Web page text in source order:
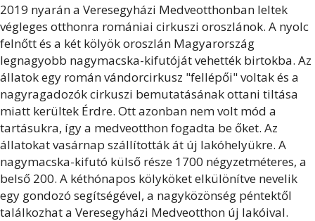
2019 nyarán a Veresegyházi Medveotthonban leltek
végleges otthonra romániai cirkuszi oroszlánok. A nyolc
felnőtt és a két kölyök oroszlán Magyarország
legnagyobb nagymacska-kifutóját vehették birtokba. Az
állatok egy román vándorcirkusz "fellépői" voltak és a
nagyragadozók cirkuszi bemutatásának ottani tiltása
miatt kerültek Érdre. Ott azonban nem volt mód a
tartásukra, így a medveotthon fogadta be őket. Az
állatokat vasárnap szállították át új lakóhelyükre. A
nagymacska-kifutó külső része 1700 négyzetméteres, a
belső 200. A kéthónapos kölyköket elkülönítve nevelik
egy gondozó segítségével, a nagyközönség péntektől
találkozhat a Veresegyházi Medveotthon új lakóival.